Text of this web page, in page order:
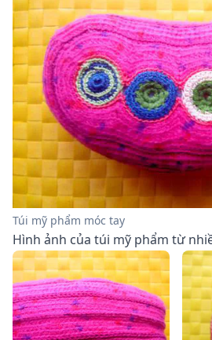
Túi mỹ phẩm móc tay
Hình ảnh của túi mỹ phẩm từ